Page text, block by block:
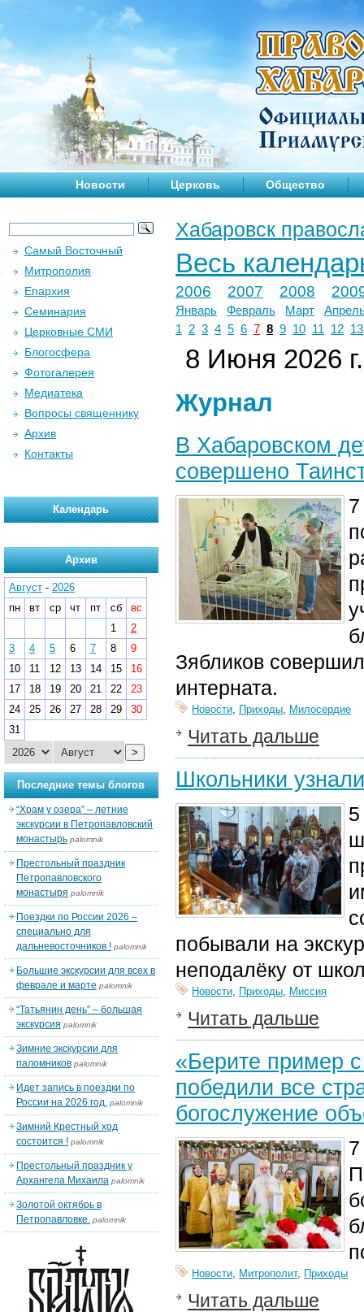
Новости Церковь Общество
Хабаровск
Весь
2006 2007 2008
Январь Февраль Март
1
2 3 4 5 6 7 8 9 10 11 12 13
8 Июня 2026 г.
Журнал
В Хабаровском
совершено
Зябликов
интерната.
Новости, Приходы, Милосердие
Читать дальше
Школьники
побывали на
неподалёку от
Новости, Приходы, Миссия
Читать дальше
«Берите пример
победили все
богослужение
Новости, Митрополит, Приходы
Читать дальше
Самый Восточный
Митрополия
Епархия
Семинария
Церковные СМИ
Блогосфера
Фотогалерея
Медиатека
Вопросы священнику
Архив
Контакты
Календарь
Архив
Август - 2026
пн
вт ср чт пт сб
вс
1
2
3
4 5 6 7 8
9
10
11 12 13 14 15
16
17
18 19 20 21 22
23
24
25 26 27 28 29
30
31
>
Последние темы блогов
“Храм у озера” – летние
экскурсии в Петропавловский
монастырь palomnik
Престольный праздник
Петропавловского
монастыря palomnik
Поездки по России 2026 –
специально для
дальневосточников ! palomnik
Большие экскурсии для всех в
феврале и марте palomnik
“Татьянин день” – большая
экскурсия palomnik
Зимние экскурсии для
паломников palomnik
Идет запись в поездки по
России на 2026 год. palomnik
Зимний Крестный ход
состоится ! palomnik
Престольный праздник у
Архангела Михаила palomnik
Золотой октябрь в
Петропавловке. palomnik